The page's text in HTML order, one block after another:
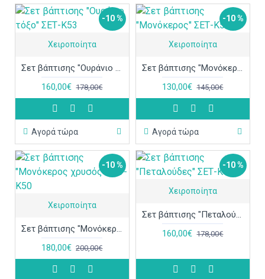
-10 %
Χειροποίητα
Σετ βάπτισης "Ουράνιο τόξο" ΣΕΤ-Κ53
160,00€ 178,00€
Αγορά τώρα
-10 %
Χειροποίητα
Σετ βάπτισης "Μονόκερος" ΣΕΤ-Κ51
130,00€ 145,00€
Αγορά τώρα
-10 %
Χειροποίητα
Σετ βάπτισης "Μονόκερος χρυσός" ΣΕΤ-Κ50
180,00€ 200,00€
-10 %
Χειροποίητα
Σετ βάπτισης "Πεταλούδες" ΣΕΤ-Κ49
160,00€ 178,00€